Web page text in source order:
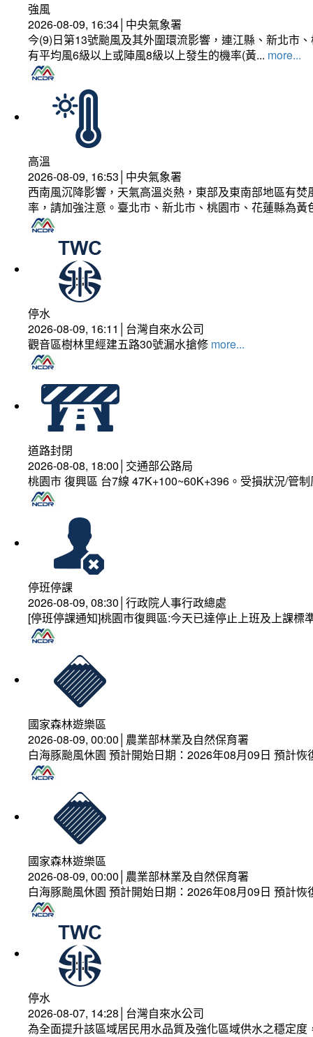
強風
2026-08-09, 16:34│中央氣象署
今(9)日第13號颱風及其外圍環流影響，連江縣、新北市
有平均風6級以上或陣風8級以上發生的機率(黃... more...
高溫
2026-08-09, 16:53│中央氣象署
西南風沉降影響，天氣高溫炎熱，東部及東南部地區有
率，請加強注意。臺北市、新北市、桃園市、花蓮縣為
停水
2026-08-09, 16:11│台灣自來水公司
觀音區樹林里經建五路30號漏水搶修 more...
道路封閉
2026-08-08, 18:00│交通部公路局
桃園市 復興區 台7線 47K+100~60K+396。受損狀況/管
停班停課
2026-08-09, 08:30│行政院人事行政總處
[停班停課通知]桃園市復興區:今天已達停止上班及上課
國家森林遊樂區
2026-08-09, 00:00│農業部林業及自然保育署
白海豚颱風休園 預計開始日期：2026年08月09日 預計
國家森林遊樂區
2026-08-09, 00:00│農業部林業及自然保育署
白海豚颱風休園 預計開始日期：2026年08月09日 預計
停水
2026-08-07, 14:28│台灣自來水公司
為全面提升該區域居民用水品質及強化區域供水之穩定